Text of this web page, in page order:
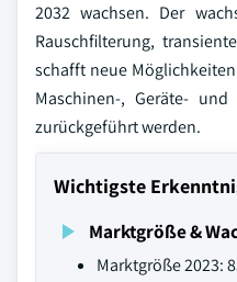
2032 wachsen. Der
Rauschfilterung,
schafft neue
Maschinen-, Geräte-
zurückgeführt werden.
Wichtigste
Marktgröße &
Marktgröße 2023: